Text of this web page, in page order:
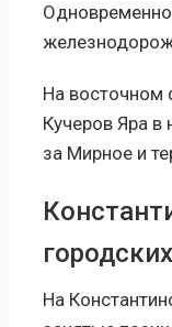
На восточном
Кучеров Яра в
за Мирное и
На